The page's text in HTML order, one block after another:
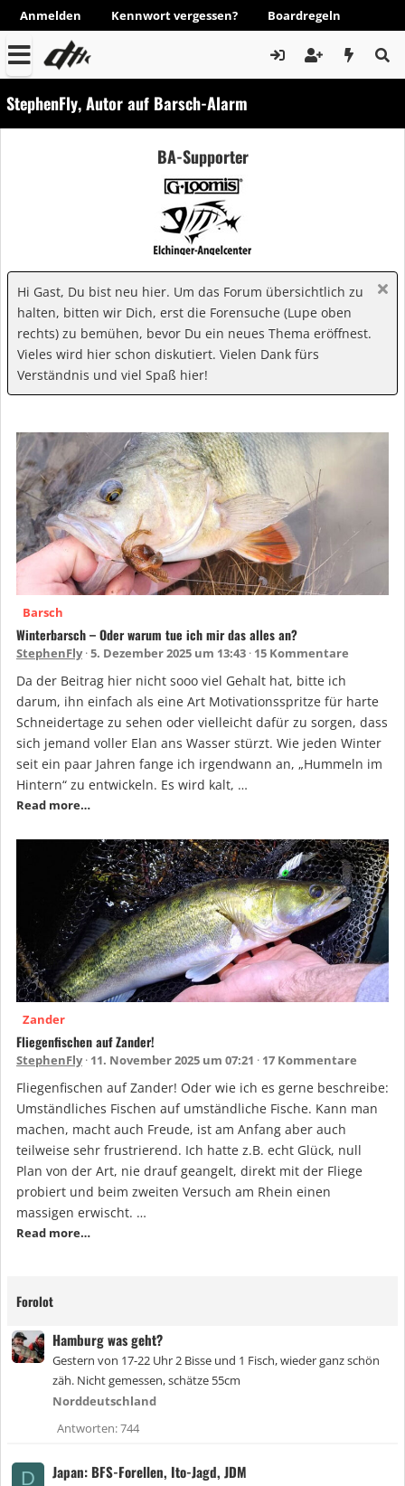
Anmelden Kennwort vergessen? Boardregeln
StephenFly, Autor auf Barsch-Alarm
BA-Supporter
Hi Gast, Du bist neu hier. Um das Forum übersichtlich zu
halten, bitten wir Dich, erst die Forensuche (Lupe oben
rechts) zu bemühen, bevor Du ein neues Thema eröffnest.
Vieles wird hier schon diskutiert. Vielen Dank fürs
Verständnis und viel Spaß hier!
Barsch
Winterbarsch – Oder warum tue ich mir das alles an?
StephenFly 5. Dezember 2025 um 13:43 15 Kommentare
Da der Beitrag hier nicht sooo viel Gehalt hat, bitte ich
darum, ihn einfach als eine Art Motivationsspritze für harte
Schneidertage zu sehen oder vielleicht dafür zu sorgen, dass
sich jemand voller Elan ans Wasser stürzt. Wie jeden Winter
seit ein paar Jahren fange ich irgendwann an, „Hummeln im
Hintern“ zu entwickeln. Es wird kalt, …
Read more…
Zander
Fliegenfischen auf Zander!
StephenFly 11. November 2025 um 07:21 17 Kommentare
Fliegenfischen auf Zander! Oder wie ich es gerne beschreibe:
Umständliches Fischen auf umständliche Fische. Kann man
machen, macht auch Freude, ist am Anfang aber auch
teilweise sehr frustrierend. Ich hatte z.B. echt Glück, null
Plan von der Art, nie drauf geangelt, direkt mit der Fliege
probiert und beim zweiten Versuch am Rhein einen
massigen erwischt. …
Read more…
Forolot
Hamburg was geht?
Gestern von 17-22 Uhr 2 Bisse und 1 Fisch, wieder ganz schön
zäh. Nicht gemessen, schätze 55cm
Norddeutschland
Antworten 744
D Japan: BFS-Forellen, Ito-Jagd, JDM